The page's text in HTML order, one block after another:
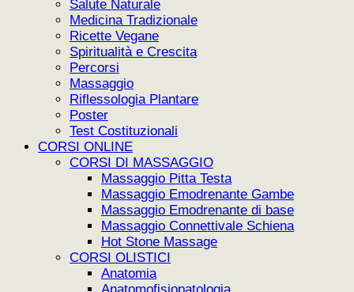
Salute Naturale
Medicina Tradizionale
Ricette Vegane
Spiritualità e Crescita
Percorsi
Massaggio
Riflessologia Plantare
Poster
Test Costituzionali
CORSI ONLINE
CORSI DI MASSAGGIO
Massaggio Pitta Testa
Massaggio Emodrenante Gambe
Massaggio Emodrenante di base
Massaggio Connettivale Schiena
Hot Stone Massage
CORSI OLISTICI
Anatomia